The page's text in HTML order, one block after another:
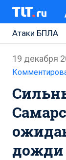
Атаки БПЛА
АВТОВАЗ
Ремонт
Ремонт
Набережная
Неделя
19 декабря
дожди